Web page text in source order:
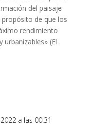
del paisaje
de que los
rendimiento
(El
a las 00:31